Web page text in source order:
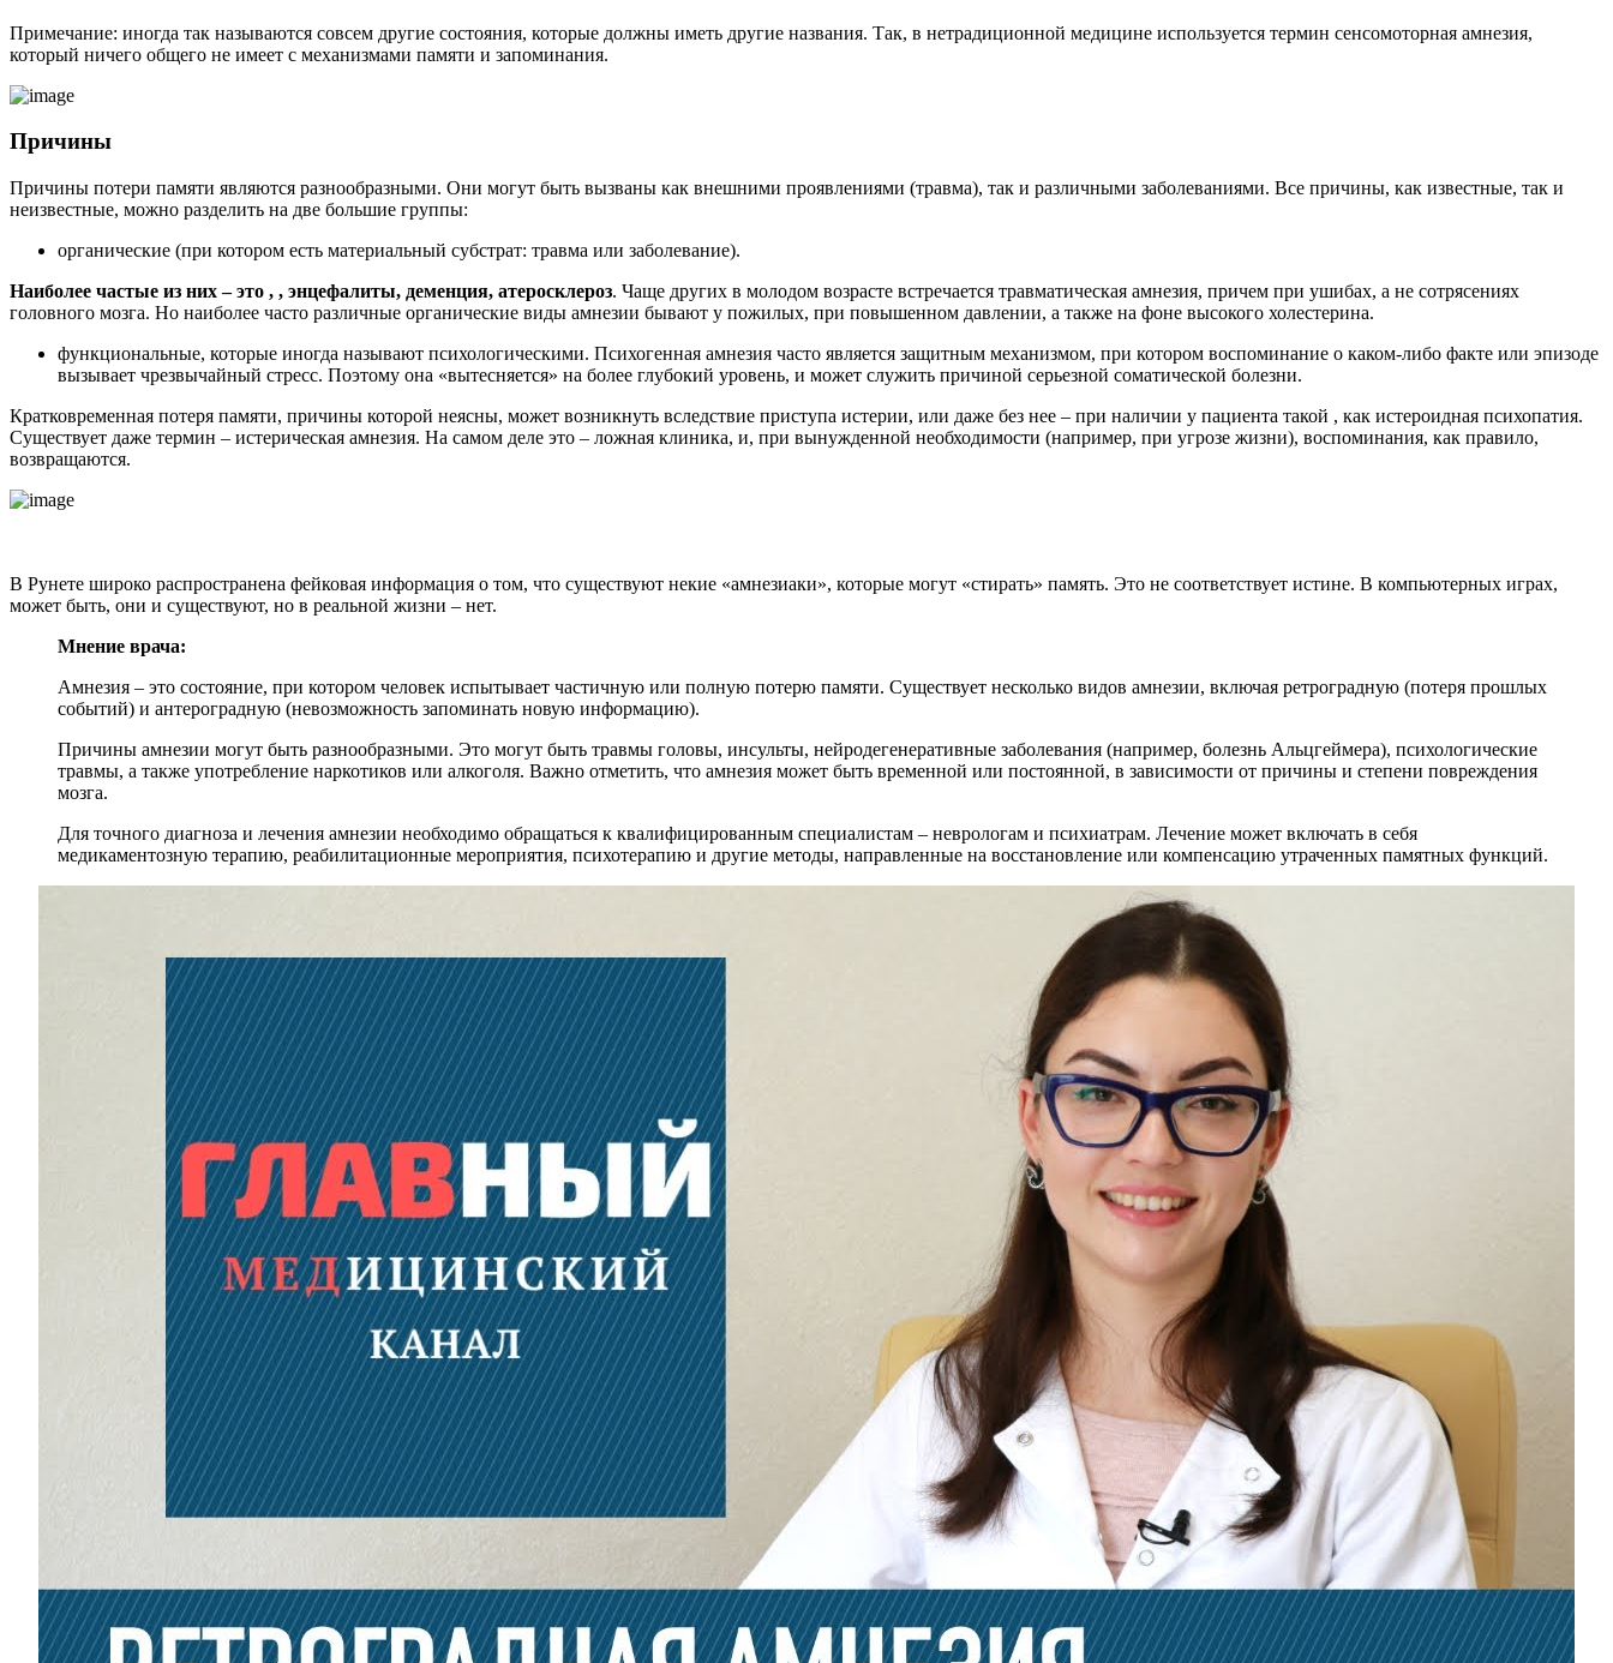
Примечание: иногда так называются совсем другие состояния, которые должны иметь другие названия. Так, в нетрадиционной медицине используется термин сенсомоторная амнезия,
который ничего общего не имеет с механизмами памяти и запоминания.
Причины
Причины потери памяти являются разнообразными. Они могут быть вызваны как внешними проявлениями (травма), так и различными заболеваниями. Все причины, как известные, так и
неизвестные, можно разделить на две большие группы:
органические (при котором есть материальный субстрат: травма или заболевание).
Наиболее частые из них – это , , энцефалиты, деменция, атеросклероз. Чаще других в молодом возрасте встречается травматическая амнезия, причем при ушибах, а не сотрясениях
головного мозга. Но наиболее часто различные органические виды амнезии бывают у пожилых, при повышенном давлении, а также на фоне высокого холестерина.
функциональные, которые иногда называют психологическими. Психогенная амнезия часто является защитным механизмом, при котором воспоминание о каком-либо факте или эпизоде
вызывает чрезвычайный стресс. Поэтому она «вытесняется» на более глубокий уровень, и может служить причиной серьезной соматической болезни.
Кратковременная потеря памяти, причины которой неясны, может возникнуть вследствие приступа истерии, или даже без нее – при наличии у пациента такой , как истероидная психопатия.
Существует даже термин – истерическая амнезия. На самом деле это – ложная клиника, и, при вынужденной необходимости (например, при угрозе жизни), воспоминания, как правило,
возвращаются.
В Рунете широко распространена фейковая информация о том, что существуют некие «амнезиаки», которые могут «стирать» память. Это не соответствует истине. В компьютерных играх,
может быть, они и существуют, но в реальной жизни – нет.
Мнение врача:
Амнезия – это состояние, при котором человек испытывает частичную или полную потерю памяти. Существует несколько видов амнезии, включая ретроградную (потеря прошлых
событий) и антероградную (невозможность запоминать новую информацию).
Причины амнезии могут быть разнообразными. Это могут быть травмы головы, инсульты, нейродегенеративные заболевания (например, болезнь Альцгеймера), психологические
травмы, а также употребление наркотиков или алкоголя. Важно отметить, что амнезия может быть временной или постоянной, в зависимости от причины и степени повреждения
мозга.
Для точного диагноза и лечения амнезии необходимо обращаться к квалифицированным специалистам – неврологам и психиатрам. Лечение может включать в себя
медикаментозную терапию, реабилитационные мероприятия, психотерапию и другие методы, направленные на восстановление или компенсацию утраченных памятных функций.